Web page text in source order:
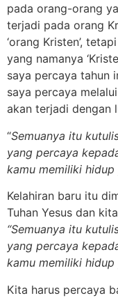
pada orang-orang
terjadi pada orang
‘orang Kristen’,
yang namanya
saya percaya tahun
saya percaya
akan terjadi dengan
“Semuanya itu
yang percaya
kamu memiliki hidup
Kelahiran baru itu
Tuhan Yesus dan
“Semuanya itu
yang percaya
kamu memiliki hidup
Kita harus percaya